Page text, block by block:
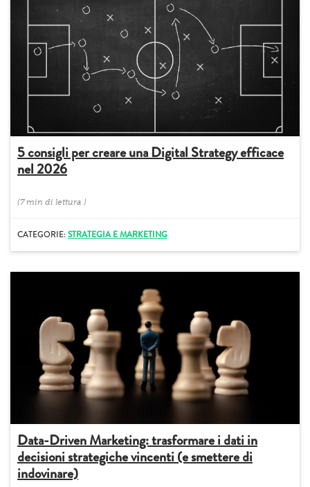
5 consigli per creare una Digital Strategy efficace
nel 2026
(7 min di lettura )
CATEGORIE:STRATEGIA E MARKETING
Data-Driven Marketing: trasformare i dati in
decisioni strategiche vincenti (e smettere di
indovinare)